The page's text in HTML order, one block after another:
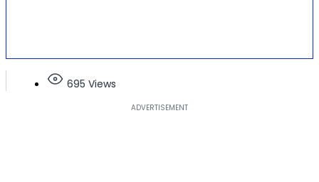
695 Views